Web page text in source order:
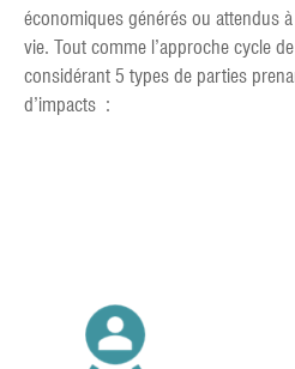
économiques générés ou attendus
vie. Tout comme l’approche cycle
considérant 5 types de parties
d’impacts :